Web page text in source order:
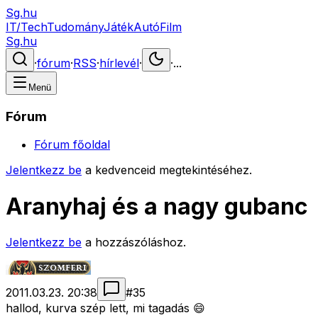
Sg.hu
IT/TechTudományJátékAutóFilm
Sg.hu
·fórum·RSS·hírlevél· ·...
Menü
Fórum
Fórum főoldal
Jelentkezz be a kedvenceid megtekintéséhez.
Aranyhaj és a nagy gubanc
Jelentkezz be a hozzászóláshoz.
2011.03.23. 20:38 #35
hallod, kurva szép lett, mi tagadás 😄